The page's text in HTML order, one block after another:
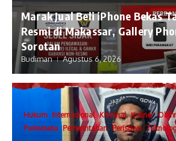
​Marak Jual Beli iPhone Bekas
Resmi di Makassar, Gallery
Sorotan
Budiman Agustus 6, 2026
Hukum Internasional Kriminal Kuliner
Pariwisata Pemerintahan Peristiwa